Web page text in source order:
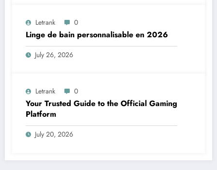
Letrank 0
Linge de bain personnalisable en 2026
July 26, 2026
Letrank 0
Your Trusted Guide to the Official Gaming
Platform
July 20, 2026